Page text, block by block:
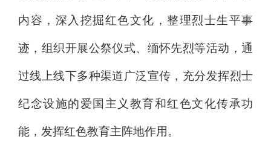
内容，深入挖掘红色文化，整理烈士生平事
迹，组织开展公祭仪式、缅怀先烈等活动 ，通
过线上线下多种渠道广泛宣传 ， 充分发挥烈士
纪念设施的爱国主义教育和红色文化传承功
能，发挥红色教育主阵地作用。